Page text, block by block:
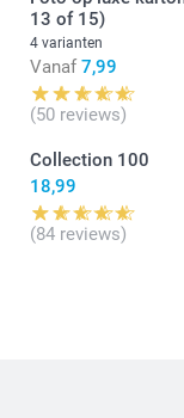
Nathalie
13 of 15)
4 varianten
Vanaf 7,99
(50 reviews)
Collection 100
18,99
(84 reviews)